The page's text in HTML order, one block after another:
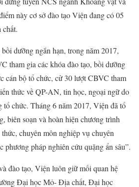
này cơ sở đào tạo Viện đang có 05
dưỡng ngắn hạn, trong năm 2017,
tham gia các khóa đào tạo, bồi dưỡng
cán bộ tổ chức, cử 30 lượt CBVC tham
thức về QP-AN, tin học, ngoại ngữ do
tổ chức. Tháng 6 năm 2017, Viện đã tổ
biên soạn và hoàn hiện chương trình
chuyên môn nghiệp vụ chuyên
phương pháp nghiên cứu quặng ẩn sâu”.
đào tạo, Viện luôn giữ mối quan hệ
Đại học Mỏ- Địa chất, Đại học